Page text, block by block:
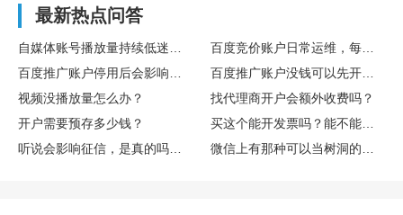
最新热点问答
视频没播放量怎么办？
找代理商开户会额外收费吗？
开户需要预存多少钱？